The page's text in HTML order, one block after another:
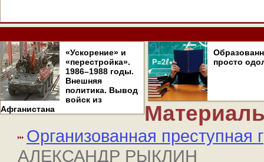
«Ускорение» и
«перестройка».
1986–1988 годы.
Внешняя
политика. Вывод
войск из
Афганистана
просто
Организованная преступная
АЛЕКСАНДР РЫКЛИН